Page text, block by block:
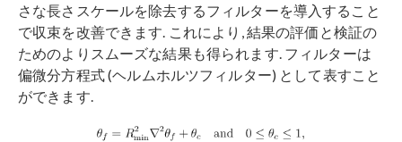
さな長さスケールを除去するフィルターを導入すること
で収束を改善できます. これにより, 結果の評価と検証の
ためのよりスムーズな結果も得られます. フィルターは
偏微分方程式 (ヘルムホルツフィルター) として表すこと
ができます.